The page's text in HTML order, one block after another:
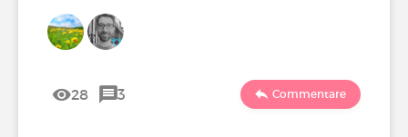
28 3 Commentare